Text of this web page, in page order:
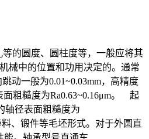
的圆度、圆柱度等，一般应将其
中的位置和功用决定的。通常
动一般为0.01~0.03mm，高精度
粗糙度为Ra0.63~0.16μm。 起
径表面粗糙度为
、锻件等毛坯形式。对于外圆直